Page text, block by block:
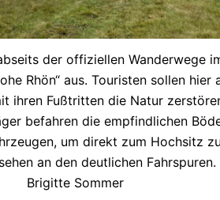
der offiziellen Wanderwege
Rhön“ aus. Touristen sollen hier
ihren Fußtritten die Natur
befahren die empfindlichen
um direkt zum Hochsitz
an den deutlichen
Brigitte Sommer